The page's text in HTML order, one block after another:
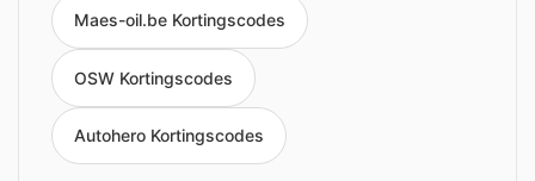
Maes-oil.be Kortingscodes
OSW Kortingscodes
Autohero Kortingscodes